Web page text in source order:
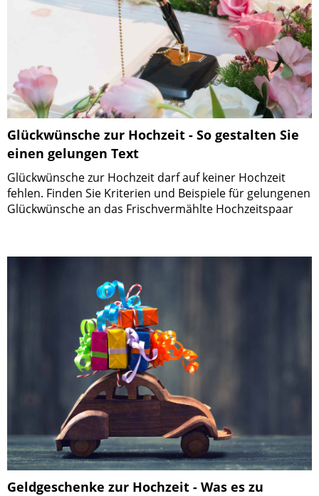
Glückwünsche zur Hochzeit - So gestalten Sie
einen gelungen Text
Glückwünsche zur Hochzeit darf auf keiner Hochzeit
fehlen. Finden Sie Kriterien und Beispiele für gelungenen
Glückwünsche an das Frischvermählte Hochzeitspaar
Geldgeschenke zur Hochzeit - Was es zu